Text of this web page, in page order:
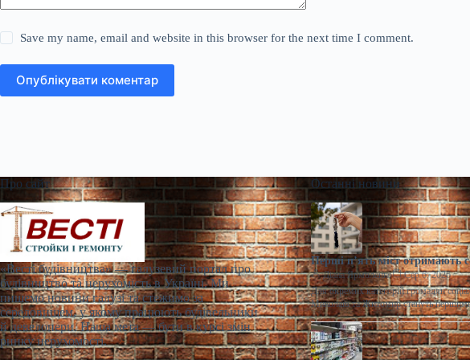
Save my name, email and website in this browser for the next time I comment.
Опублікувати коментар
Про сайт
«Весті будівництва» — галузевий портал про
будівництво та нерухомість в Україні. Ми
пишемо новини галузі та стежимо за
середовищем, у якому працюють будівельники
й девелопери. Наша мета — бути в курсі змін
ринку нерухомості.
Останні новини
Перші п’ять міст отримають
Діана Ярмоленко
Сер 6, 2026
Для окремих категорій громадян
Миколаїв та Житомир стануть